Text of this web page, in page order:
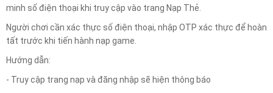
minh số điện thoại khi truy cập vào trang Nạp Thẻ.
Người chơi cần xác thực số điện thoại, nhập OTP xác thực để hoàn
tất trước khi tiến hành nạp game.
Hướng dẫn:
- Truy cập trang nạp và đăng nhập sẽ hiện thông báo